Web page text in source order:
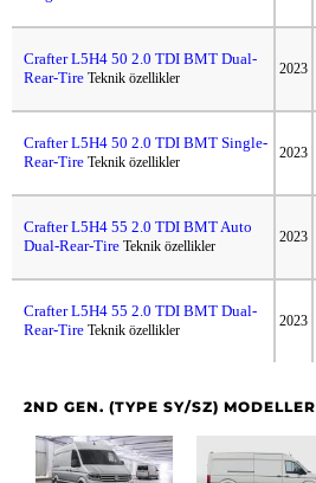
Crafter L5H4 50 2.0 TDI BMT Dual-
Rear-Tire Teknik özellikler
2023
Crafter L5H4 50 2.0 TDI BMT Single-
Rear-Tire Teknik özellikler
2023
Crafter L5H4 55 2.0 TDI BMT Auto
Dual-Rear-Tire Teknik özellikler
2023
Crafter L5H4 55 2.0 TDI BMT Dual-
Rear-Tire Teknik özellikler
2023
2ND GEN. (TYPE SY/SZ) MODELLER